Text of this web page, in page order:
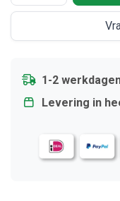
1-2
Levering in